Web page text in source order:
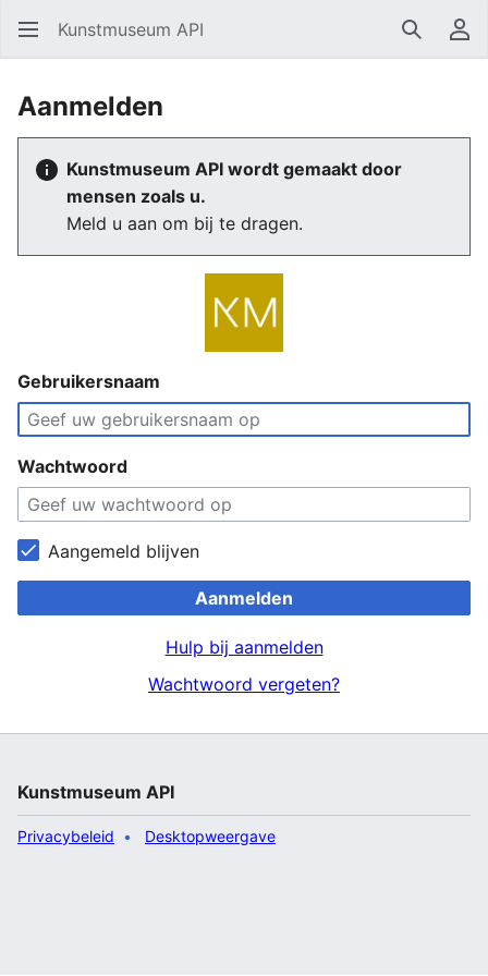
Kunstmuseum API Zoeken
Aanmelden
Kunstmuseum API wordt gemaakt door
mensen zoals u.
Meld u aan om bij te dragen.
Gebruikersnaam
Wachtwoord
Aangemeld blijven
Aanmelden
Hulp bij aanmelden
Wachtwoord vergeten?
Kunstmuseum API
Privacybeleid Desktopweergave